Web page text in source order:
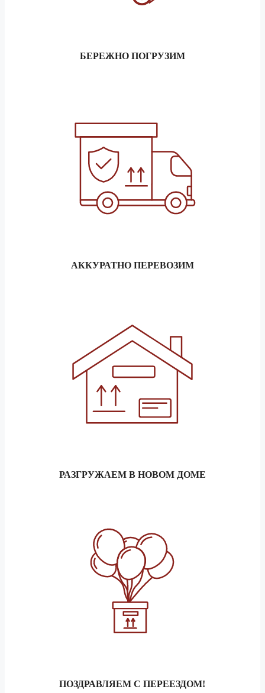
БЕРЕЖНО ПОГРУЗИМ
АККУРАТНО ПЕРЕВОЗИМ
РАЗГРУЖАЕМ В НОВОМ ДОМЕ
ПОЗДРАВЛЯЕМ С ПЕРЕЕЗДОМ!